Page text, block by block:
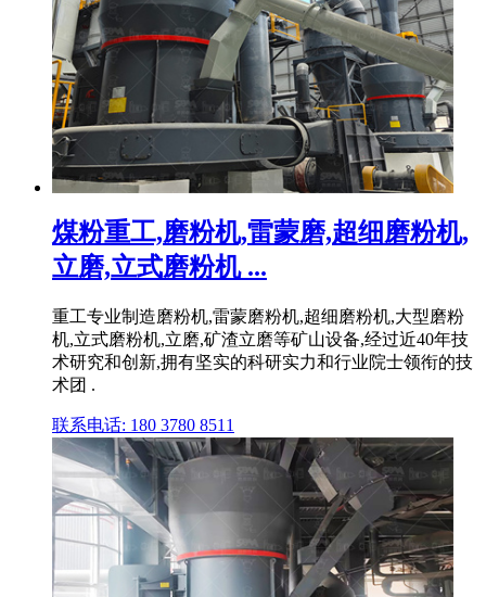
煤粉重工,磨粉机,雷蒙磨,超细磨粉机,
立磨,立式磨粉机 ...
重工专业制造磨粉机,雷蒙磨粉机,超细磨粉机,大型磨粉
机,立式磨粉机,立磨,矿渣立磨等矿山设备,经过近40年技
术研究和创新,拥有坚实的科研实力和行业院士领衔的技
术团 .
联系电话: 180 3780 8511